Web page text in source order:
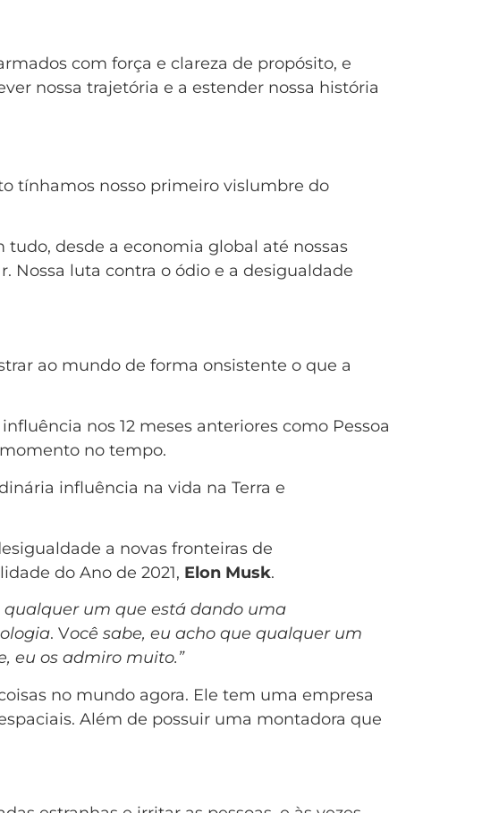
com força e clareza de propósito, e
nossa trajetória e a estender nossa história
tínhamos nosso primeiro vislumbre do
tudo, desde a economia global até nossas
Nossa luta contra o ódio e a desigualdade
ao mundo de forma onsistente o que a
nos 12 meses anteriores como Pessoa
no tempo.
influência na vida na Terra e
a novas fronteiras de
do Ano de 2021, Elon Musk.
qualquer um que está dando uma
. Você sabe, eu acho que qualquer um
eu os admiro muito.”
no mundo agora. Ele tem uma empresa
Além de possuir uma montadora que